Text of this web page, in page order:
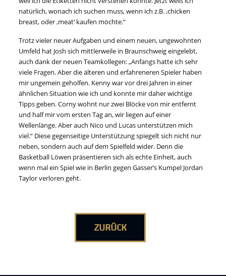
natürlich, wonach ich suchen muss, wenn ich z.B. ,chicken
breast, oder ,meat‘ kaufen möchte.“
Trotz vieler neuer Aufgaben und einem neuen, ungewohnten
Umfeld hat Josh sich mittlerweile in Braunschweig eingelebt,
auch dank der neuen Teamkollegen: „Anfangs hatte ich sehr
viele Fragen. Aber die älteren und erfahreneren Spieler haben
mir ungemein geholfen. Kenny war vor drei Jahren in einer
ähnlichen Situation wie ich und konnte mir daher wichtige
Tipps geben. Corny wohnt nur zwei Blöcke von mir entfernt
und half mir vom ersten Tag an, wir liegen auf einer
Wellenlänge. Aber auch Nico und Lucas unterstützen mich
viel.“ Diese gegenseitige Unterstützung spiegelt sich nicht nur
neben, sondern auch auf dem Spielfeld wider. Denn die
Basketball Löwen präsentieren sich als echte Einheit, auch
wenn mal ein Spiel wie in Berlin gegen Gasser’s Kumpel Jordan
Taylor verloren geht.
ZURÜCK